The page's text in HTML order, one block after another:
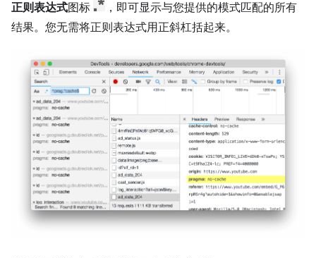
正则表达式图标
，即可显示与您提供的模式匹配的所有
结果。您无需将正则表达式用正斜杠括起来。